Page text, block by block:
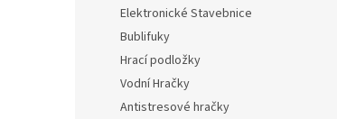
Elektronické Stavebnice
Bublifuky
Hrací podložky
Vodní Hračky
Antistresové hračky